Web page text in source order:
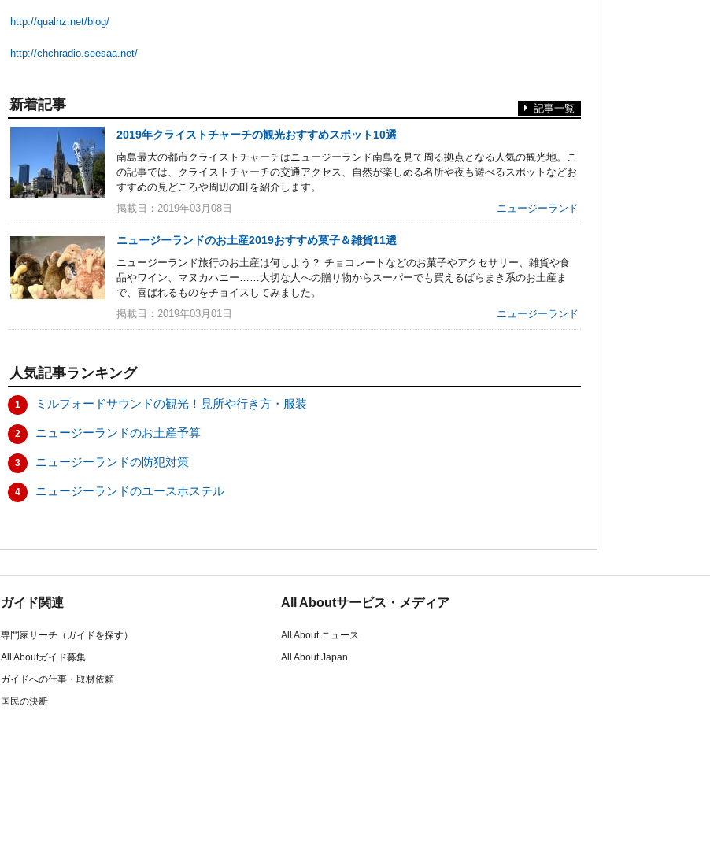
http://qualnz.net/blog/
http://chchradio.seesaa.net/
新着記事 記事一覧
2019年クライストチャーチの観光おすすめスポット10選
南島最大の都市クライストチャーチはニュージーランド南島を見て周る拠点となる人気の観光地。こ
の記事では、クライストチャーチの交通アクセス、自然が楽しめる名所や夜も遊べるスポットなどお
すすめの見どころや周辺の町を紹介します。
掲載日：2019年03月08日
ニュージーランド
ニュージーランドのお土産2019おすすめ菓子＆雑貨11選
ニュージーランド旅行のお土産は何しよう？ チョコレートなどのお菓子やアクセサリー、雑貨や食
品やワイン、マヌカハニー……大切な人への贈り物からスーパーでも買えるばらまき系のお土産ま
で、喜ばれるものをチョイスしてみました。
掲載日：2019年03月01日
ニュージーランド
人気記事ランキング
1 ミルフォードサウンドの観光！見所や行き方・服装
2 ニュージーランドのお土産予算
3 ニュージーランドの防犯対策
4 ニュージーランドのユースホステル
ガイド関連
専門家サーチ（ガイドを探す）
All Aboutガイド募集
ガイドへの仕事・取材依頼
国民の決断
All Aboutサービス・メディア
All About ニュース
All About Japan